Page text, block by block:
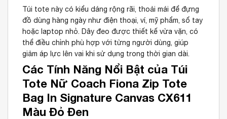
Túi tote này có kiểu dáng rộng rãi, thoải mái để đựng
đồ dùng hàng ngày như điện thoại, ví, mỹ phẩm, sổ tay
hoặc laptop nhỏ. Dây đeo được thiết kế vừa vặn, có
thể điều chỉnh phù hợp với từng người dùng, giúp
giảm áp lực lên vai khi sử dụng trong thời gian dài.
Các Tính Năng Nổi Bật của Túi
Tote Nữ Coach Fiona Zip Tote
Bag In Signature Canvas CX611
Màu Đỏ Đen